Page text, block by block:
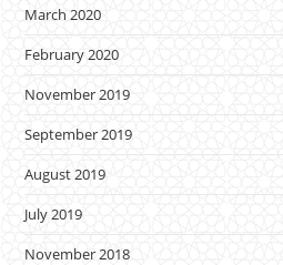
March 2020
February 2020
November 2019
September 2019
August 2019
July 2019
November 2018